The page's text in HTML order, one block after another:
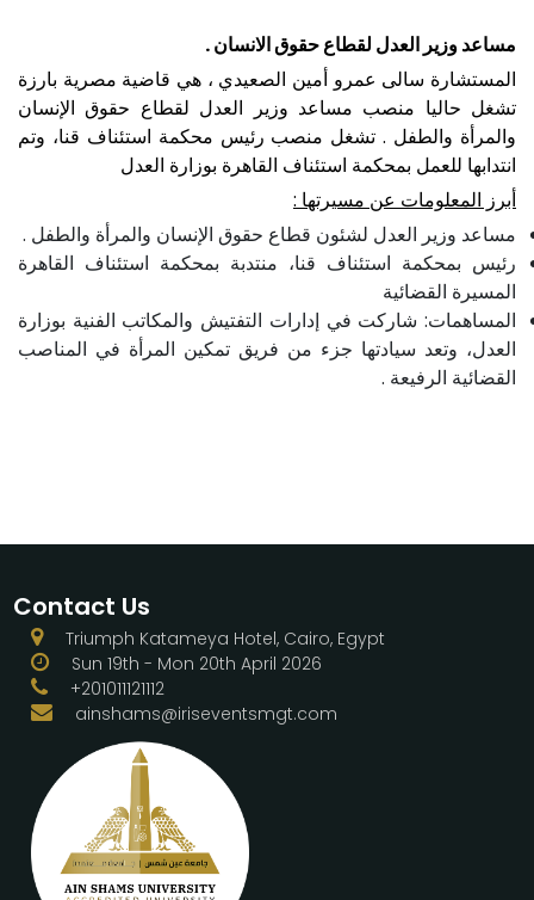
مساعد وزير العدل لقطاع حقوق الانسان .
المستشارة سالى عمرو أمين الصعيدي ، هي قاضية مصرية بارزة
تشغل حاليا منصب مساعد وزير العدل لقطاع حقوق الإنسان
والمرأة والطفل . تشغل منصب رئيس محكمة استئناف قنا، وتم
انتدابها للعمل بمحكمة استئناف القاهرة بوزارة العدل
أبرز المعلومات عن مسيرتها :
مساعد وزير العدل لشئون قطاع حقوق الإنسان والمرأة والطفل .
رئيس بمحكمة استئناف قنا، منتدبة بمحكمة استئناف القاهرة
المسيرة القضائية
المساهمات: شاركت في إدارات التفتيش والمكاتب الفنية بوزارة
العدل، وتعد سيادتها جزء من فريق تمكين المرأة في المناصب
القضائية الرفيعة .
Contact Us
Triumph Katameya Hotel, Cairo, Egypt
Sun 19th - Mon 20th April 2026
+201011121112
ainshams@iriseventsmgt.com